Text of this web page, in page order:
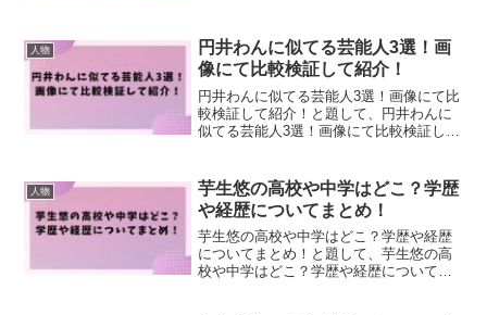
人物
円井わんに似てる芸能人3選！画
像にて比較検証して紹介！
円井わんに似てる芸能人3選！画像にて比
較検証して紹介！と題して、円井わんに
似てる芸能人3選！画像にて比較検証して
人物
芋生悠の高校や中学はどこ？学歴
や経歴についてまとめ！
芋生悠の高校や中学はどこ？学歴や経歴
についてまとめ！と題して、芋生悠の高
校や中学はどこ？学歴や経歴についてま